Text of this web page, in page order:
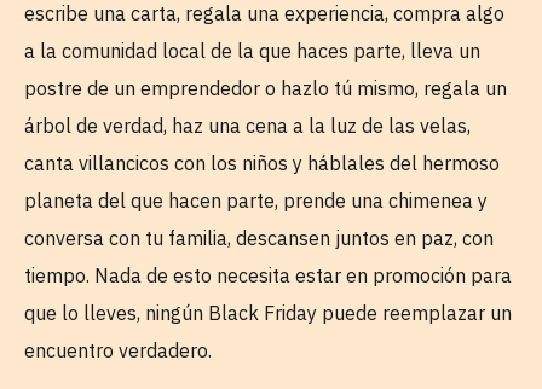
escribe una carta, regala una experiencia, compra algo
a la comunidad local de la que haces parte, lleva un
postre de un emprendedor o hazlo tú mismo, regala un
árbol de verdad, haz una cena a la luz de las velas,
canta villancicos con los niños y háblales del hermoso
planeta del que hacen parte, prende una chimenea y
conversa con tu familia, descansen juntos en paz, con
tiempo. Nada de esto necesita estar en promoción para
que lo lleves, ningún Black Friday puede reemplazar un
encuentro verdadero.